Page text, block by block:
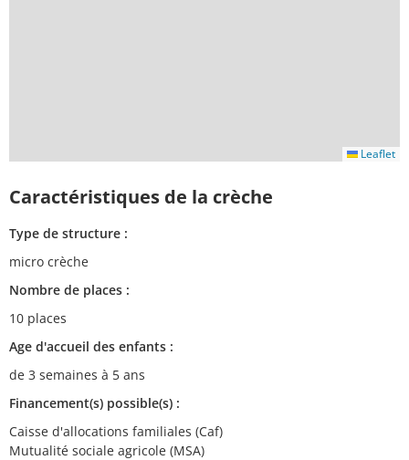
Leaflet
Caractéristiques de la crèche
Type de structure :
micro crèche
Nombre de places :
10 places
Age d'accueil des enfants :
de 3 semaines à 5 ans
Financement(s) possible(s) :
Caisse d'allocations familiales (Caf)
Mutualité sociale agricole (MSA)